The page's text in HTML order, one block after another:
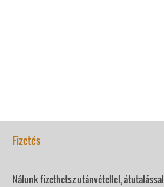
Fizetés
Nálunk fizethetsz utánvétellel, átutalással